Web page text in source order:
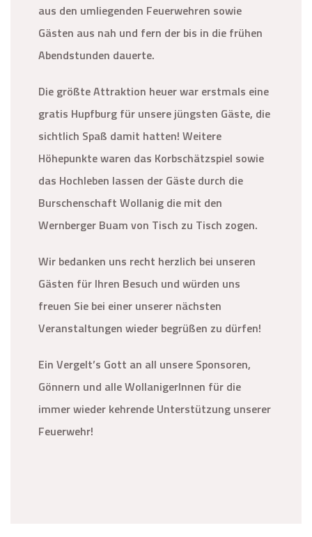
aus den umliegenden Feuerwehren sowie
Gästen aus nah und fern der bis in die frühen
Abendstunden dauerte.
Die größte Attraktion heuer war erstmals eine
gratis Hupfburg für unsere jüngsten Gäste, die
sichtlich Spaß damit hatten! Weitere
Höhepunkte waren das Korbschätzspiel sowie
das Hochleben lassen der Gäste durch die
Burschenschaft Wollanig die mit den
Wernberger Buam von Tisch zu Tisch zogen.
Wir bedanken uns recht herzlich bei unseren
Gästen für Ihren Besuch und würden uns
freuen Sie bei einer unserer nächsten
Veranstaltungen wieder begrüßen zu dürfen!
Ein Vergelt’s Gott an all unsere Sponsoren,
Gönnern und alle WollanigerInnen für die
immer wieder kehrende Unterstützung unserer
Feuerwehr!